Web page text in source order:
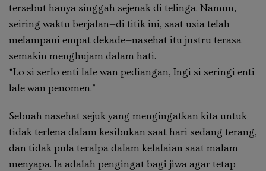
tersebut hanya singgah sejenak di telinga. Namun,
seiring waktu berjalan—di titik ini, saat usia telah
melampaui empat dekade—nasehat itu justru terasa
semakin menghujam dalam hati.
“Lo si serlo enti lale wan pediangan, Ingi si seringi enti
lale wan penomen.”
Sebuah nasehat sejuk yang mengingatkan kita untuk
tidak terlena dalam kesibukan saat hari sedang terang,
dan tidak pula teralpa dalam kelalaian saat malam
menyapa. Ia adalah pengingat bagi jiwa agar tetap